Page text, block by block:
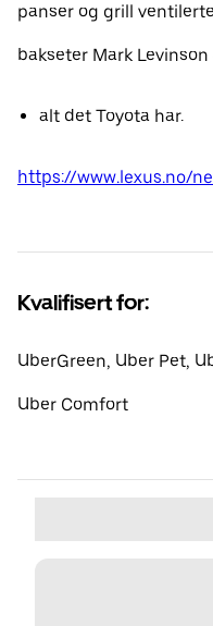
panser og grill
bakseter Mark
alt det Toyota har.
https://www.lexus.no/
Kvalifisert for:
UberGreen, Uber Pet,
Uber Comfort